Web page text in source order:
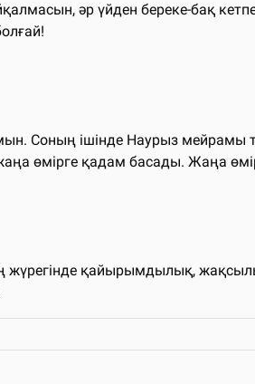
әр үйден береке-бақ
Соның ішінде Наурыз мейрамы
өмірге қадам басады. Жаңа
қайырымдылық,